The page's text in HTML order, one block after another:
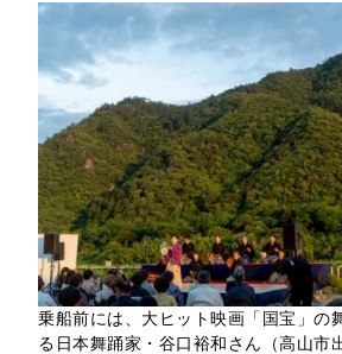
乗船前には、大ヒット映画「国宝」の
る日本舞踊家・谷口裕和さん（高山市